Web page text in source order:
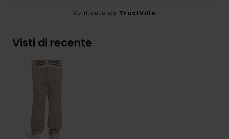
Verificato da TrustVille
Visti di recente